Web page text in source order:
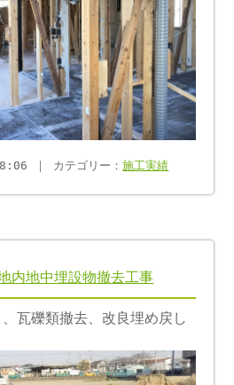
｜ カテゴリー：施工実績
内地中埋設物撤去工事
瓦礫類撤去、改良埋め戻し